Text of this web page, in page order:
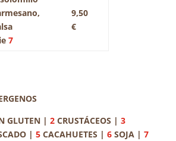
7
9,50
€
GLUTEN | 2CRUSTÁCEOS | 3
| 5CACAHUETES | 6SOJA | 7